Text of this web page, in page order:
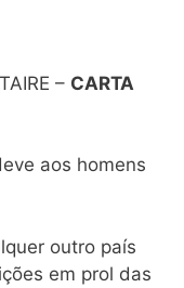
– CARTA
aos homens
outro país
em prol das